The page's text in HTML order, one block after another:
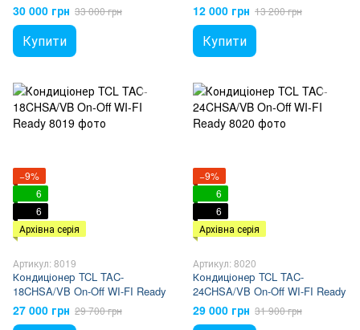
30 000 грн 33 000 грн
Купити
12 000 грн 13 200 грн
Купити
−9%
6
6
Архівна серія
Артикул: 8019
Кондиціонер TCL TAC-
18CHSA/VB On-Off WI-FI Ready
27 000 грн 29 700 грн
−9%
6
6
Архівна серія
Артикул: 8020
Кондиціонер TCL TAC-
24CHSA/VB On-Off WI-FI Ready
29 000 грн 31 900 грн